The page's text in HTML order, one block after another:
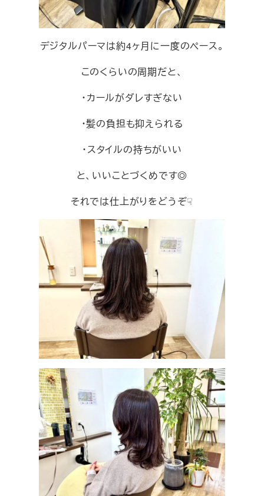
デジタルパーマは約4ヶ月に一度のペース。
このくらいの周期だと、
・カールがダレすぎない
・髪の負担も抑えられる
・スタイルの持ちがいい
と、いいことづくめです◎
それでは仕上がりをどうぞ☟